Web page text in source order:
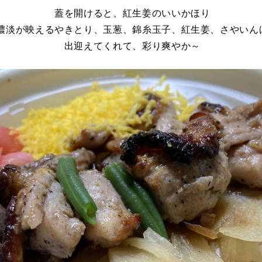
蓋を開けると、紅生姜のいいかほり
淡が映えるやきとり、玉葱、錦糸玉子、紅生姜、さやいん
出迎えてくれて、彩り爽やか～